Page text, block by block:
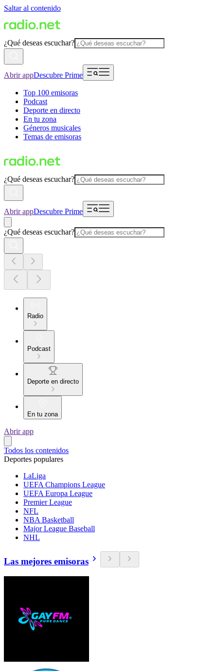
Saltar al contenido
¿Qué deseas escuchar?
Abrir appDescubre Prime
Top 100 emisoras
Podcast
Deporte en directo
En tu zona
Géneros musicales
Temas de emisoras
¿Qué deseas escuchar?
Abrir appDescubre Prime
¿Qué deseas escuchar?
Radio
Podcast
Deporte en directo
En tu zona
Abrir app
Todos los contenidos
Deportes populares
LaLiga
UEFA Champions League
UEFA Europa League
Premier League
NFL
NBA Basketball
Major League Baseball
NHL
Las mejores emisoras